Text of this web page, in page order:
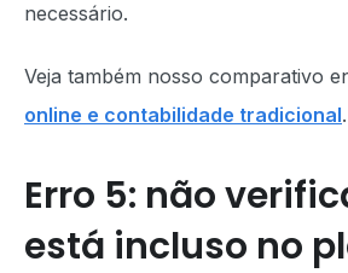
necessário.
Veja também nosso comparativo
online e contabilidade tradicional.
Erro 5: não
está incluso no